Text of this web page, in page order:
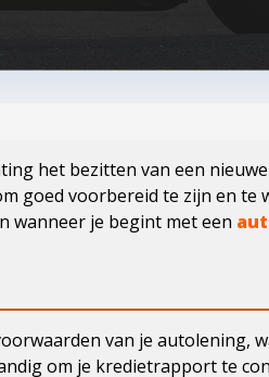
het bezitten van een
goed voorbereid te zijn en te
wanneer je begint met een
van je autolening,
om je kredietrapport te